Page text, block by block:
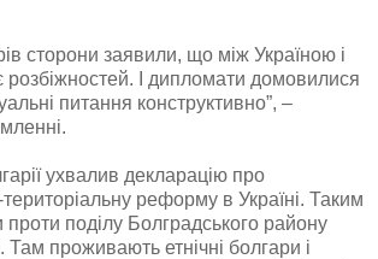
сторони заявили, що між Україною і
розбіжностей. І дипломати домовилися
питання конструктивно”, –
ухвалив декларацію про
територіальну реформу в Україні. Таким
поділу Болградського району
Там проживають етнічні болгари і